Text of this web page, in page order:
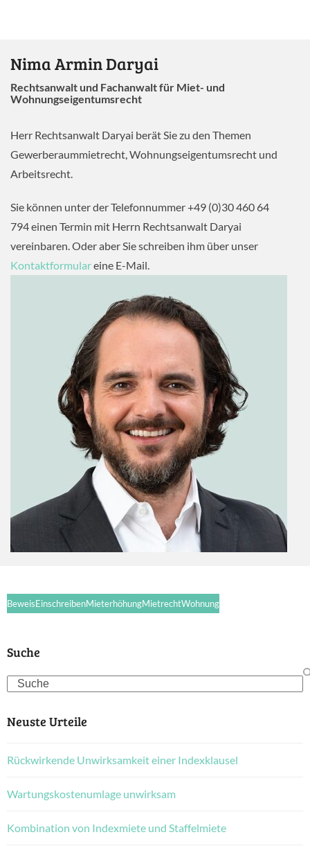
Nima Armin Daryai
Rechtsanwalt und Fachanwalt für Miet- und
Wohnungseigentumsrecht
Herr Rechtsanwalt Daryai berät Sie zu den Themen
Gewerberaummietrecht, Wohnungseigentumsrecht und
Arbeitsrecht.
Sie können unter der Telefonnummer +49 (0)30 460 64
794 einen Termin mit Herrn Rechtsanwalt Daryai
vereinbaren. Oder aber Sie schreiben ihm über unser
Kontaktformulareine E-Mail.
BeweisEinschreibenMieterhöhungMietrechtWohnung
Suche
Search
Neuste Urteile
Rückwirkende Unwirksamkeit einer Indexklausel
Wartungskostenumlage unwirksam
Kombination von Indexmiete und Staffelmiete